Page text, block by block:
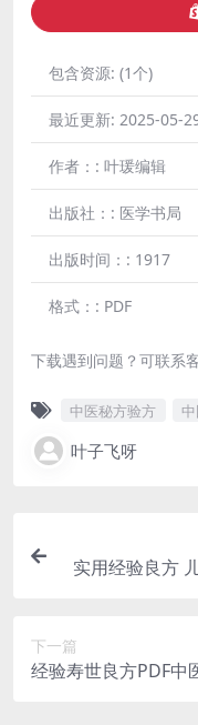
包含资源: (1个)
最近更新: 2025-05-
作者：: 叶瑗编辑
出版社：: 医学书局
出版时间：: 1917
格式：: PDF
下载遇到问题？可联系
中医秘方验方
叶子飞呀
实用经验良方
下一篇
经验寿世良方PDF中